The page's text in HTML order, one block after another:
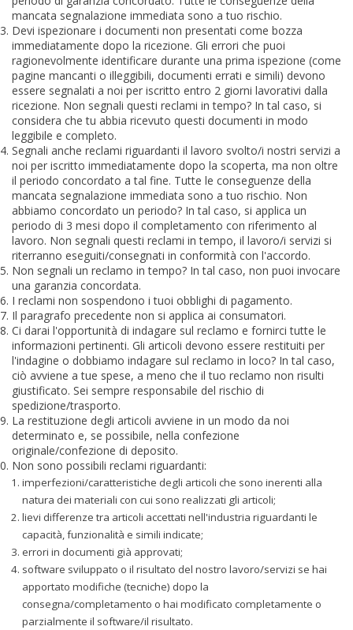
mancata segnalazione immediata sono a tuo rischio.
Devi ispezionare i documenti non presentati come bozza
immediatamente dopo la ricezione. Gli errori che puoi
ragionevolmente identificare durante una prima ispezione (come
pagine mancanti o illeggibili, documenti errati e simili) devono
essere segnalati a noi per iscritto entro 2 giorni lavorativi dalla
ricezione. Non segnali questi reclami in tempo? In tal caso, si
considera che tu abbia ricevuto questi documenti in modo
leggibile e completo.
Segnali anche reclami riguardanti il lavoro svolto/i nostri servizi a
noi per iscritto immediatamente dopo la scoperta, ma non oltre
il periodo concordato a tal fine. Tutte le conseguenze della
mancata segnalazione immediata sono a tuo rischio. Non
abbiamo concordato un periodo? In tal caso, si applica un
periodo di 3 mesi dopo il completamento con riferimento al
lavoro. Non segnali questi reclami in tempo, il lavoro/i servizi si
riterranno eseguiti/consegnati in conformità con l'accordo.
Non segnali un reclamo in tempo? In tal caso, non puoi invocare
una garanzia concordata.
I reclami non sospendono i tuoi obblighi di pagamento.
Il paragrafo precedente non si applica ai consumatori.
Ci darai l'opportunità di indagare sul reclamo e fornirci tutte le
informazioni pertinenti. Gli articoli devono essere restituiti per
l'indagine o dobbiamo indagare sul reclamo in loco? In tal caso,
ciò avviene a tue spese, a meno che il tuo reclamo non risulti
giustificato. Sei sempre responsabile del rischio di
spedizione/trasporto.
La restituzione degli articoli avviene in un modo da noi
determinato e, se possibile, nella confezione
originale/confezione di deposito.
Non sono possibili reclami riguardanti:
imperfezioni/caratteristiche degli articoli che sono inerenti alla
natura dei materiali con cui sono realizzati gli articoli;
lievi differenze tra articoli accettati nell'industria riguardanti le
capacità, funzionalità e simili indicate;
errori in documenti già approvati;
software sviluppato o il risultato del nostro lavoro/servizi se hai
apportato modifiche (tecniche) dopo la
consegna/completamento o hai modificato completamente o
parzialmente il software/il risultato.